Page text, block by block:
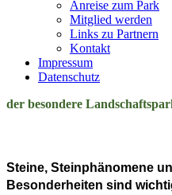
Anreise zum Park
Mitglied werden
Links zu Partnern
Kontakt
Impressum
Datenschutz
der besondere
Steine, Steinphänomene
Besonderheiten sind